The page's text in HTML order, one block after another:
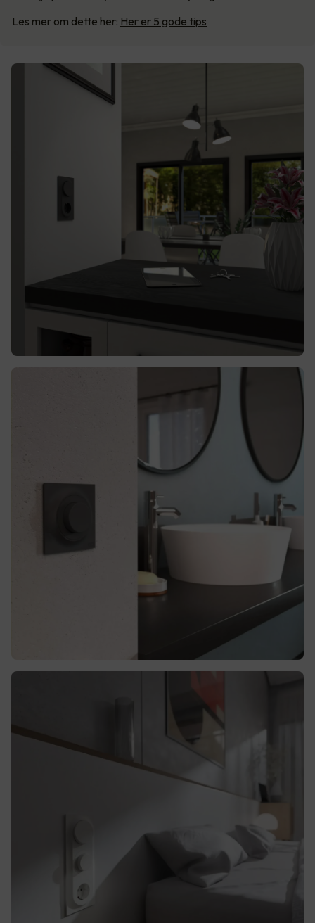
Les mer om dette her: Her er 5 gode tips